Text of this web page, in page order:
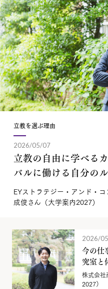
立教を選ぶ理由
2026/05/07
立教の自由に学べる
バルに働ける自分の
EYストラテジー・アンド・
成俊さん（大学案内2027）
2026/
今の仕
究室と
株式会
2027）